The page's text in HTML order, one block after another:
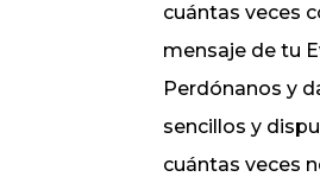
cuántas veces
mensaje de tu
Perdónanos y
sencillos y
cuántas veces